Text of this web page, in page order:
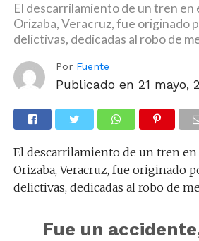
El descarrilamiento de un tren en
Orizaba, Veracruz, fue originado
delictivas, dedicadas al robo de
Por Fuente
Publicado en 21 mayo,
El descarrilamiento de un tren
Orizaba, Veracruz, fue originado
delictivas, dedicadas al robo de
Fue un